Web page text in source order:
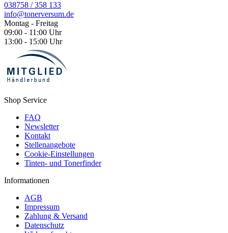
038758 / 358 133
info@tonerversum.de
Montag - Freitag
09:00 - 11:00 Uhr
13:00 - 15:00 Uhr
Shop Service
FAQ
Newsletter
Kontakt
Stellenangebote
Cookie-Einstellungen
Tinten- und Tonerfinder
Informationen
AGB
Impressum
Zahlung & Versand
Datenschutz